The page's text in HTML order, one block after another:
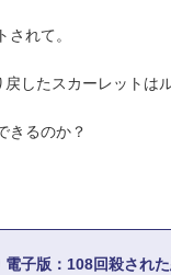
れて。
したスカーレットは
きるのか？
電子版：108回殺され